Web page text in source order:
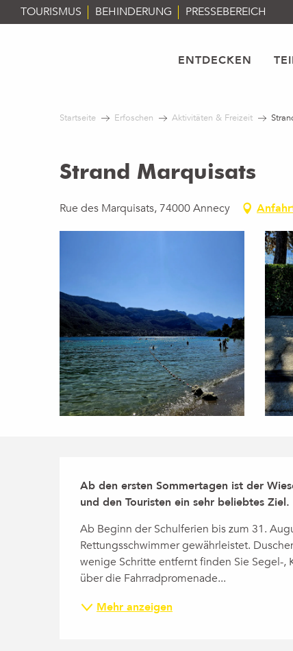
Aller
au
TOURISMUS BEHINDERUNG PRESSEBEREICH
ENTDECKEN
Startseite Erfoschen Aktivitäten & Freizeit
Strand Marquisats
Rue des Marquisats, 74000 Annecy
Beschreibung
Ab den ersten Sommertagen ist der
und den Touristen ein sehr beliebtes Ziel.
Ab Beginn der Schulferien bis zum 31.
Rettungsschwimmer gewährleistet.
wenige Schritte entfernt finden Sie Segel-,
über die Fahrradpromenade...
Mehr anzeigen